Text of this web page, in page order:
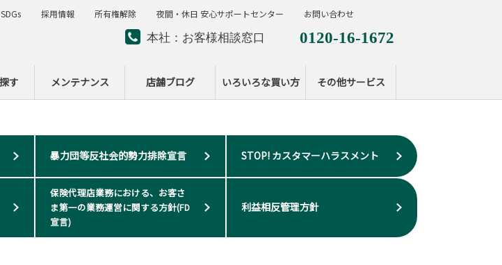
本社：お客様相談窓口 0120-16-1672
ー
す メンテナンス 店舗ブログ いろいろな買い方 その他サービス
採用情報 所有権解除 夜間・休日 安心サポートセンター お問い合わせ
暴力団等反社会的勢力排除宣言 STOP! カスタマーハラスメント
保険代理店業務における、お客さ
ま第一の業務運営に関する方針(FD
宣言)
利益相反管理方針